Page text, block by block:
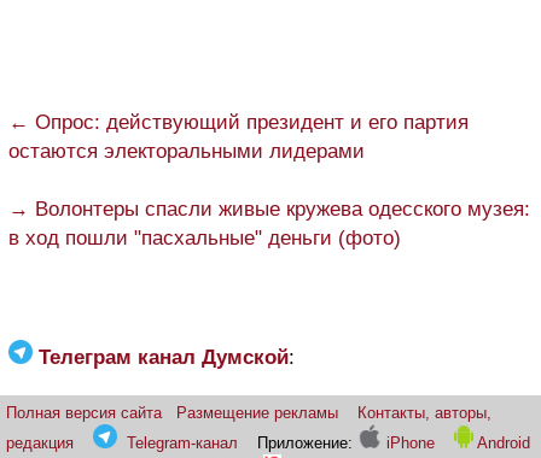
← Опрос: действующий президент и его партия
остаются электоральными лидерами
→ Волонтеры спасли живые кружева одесского музея:
в ход пошли "пасхальные" деньги (фото)
Телеграм канал Думской:
Полная версия сайта Размещение рекламы
Контакты, авторы,
редакция
Telegram-канал Приложение: iPhone
Android